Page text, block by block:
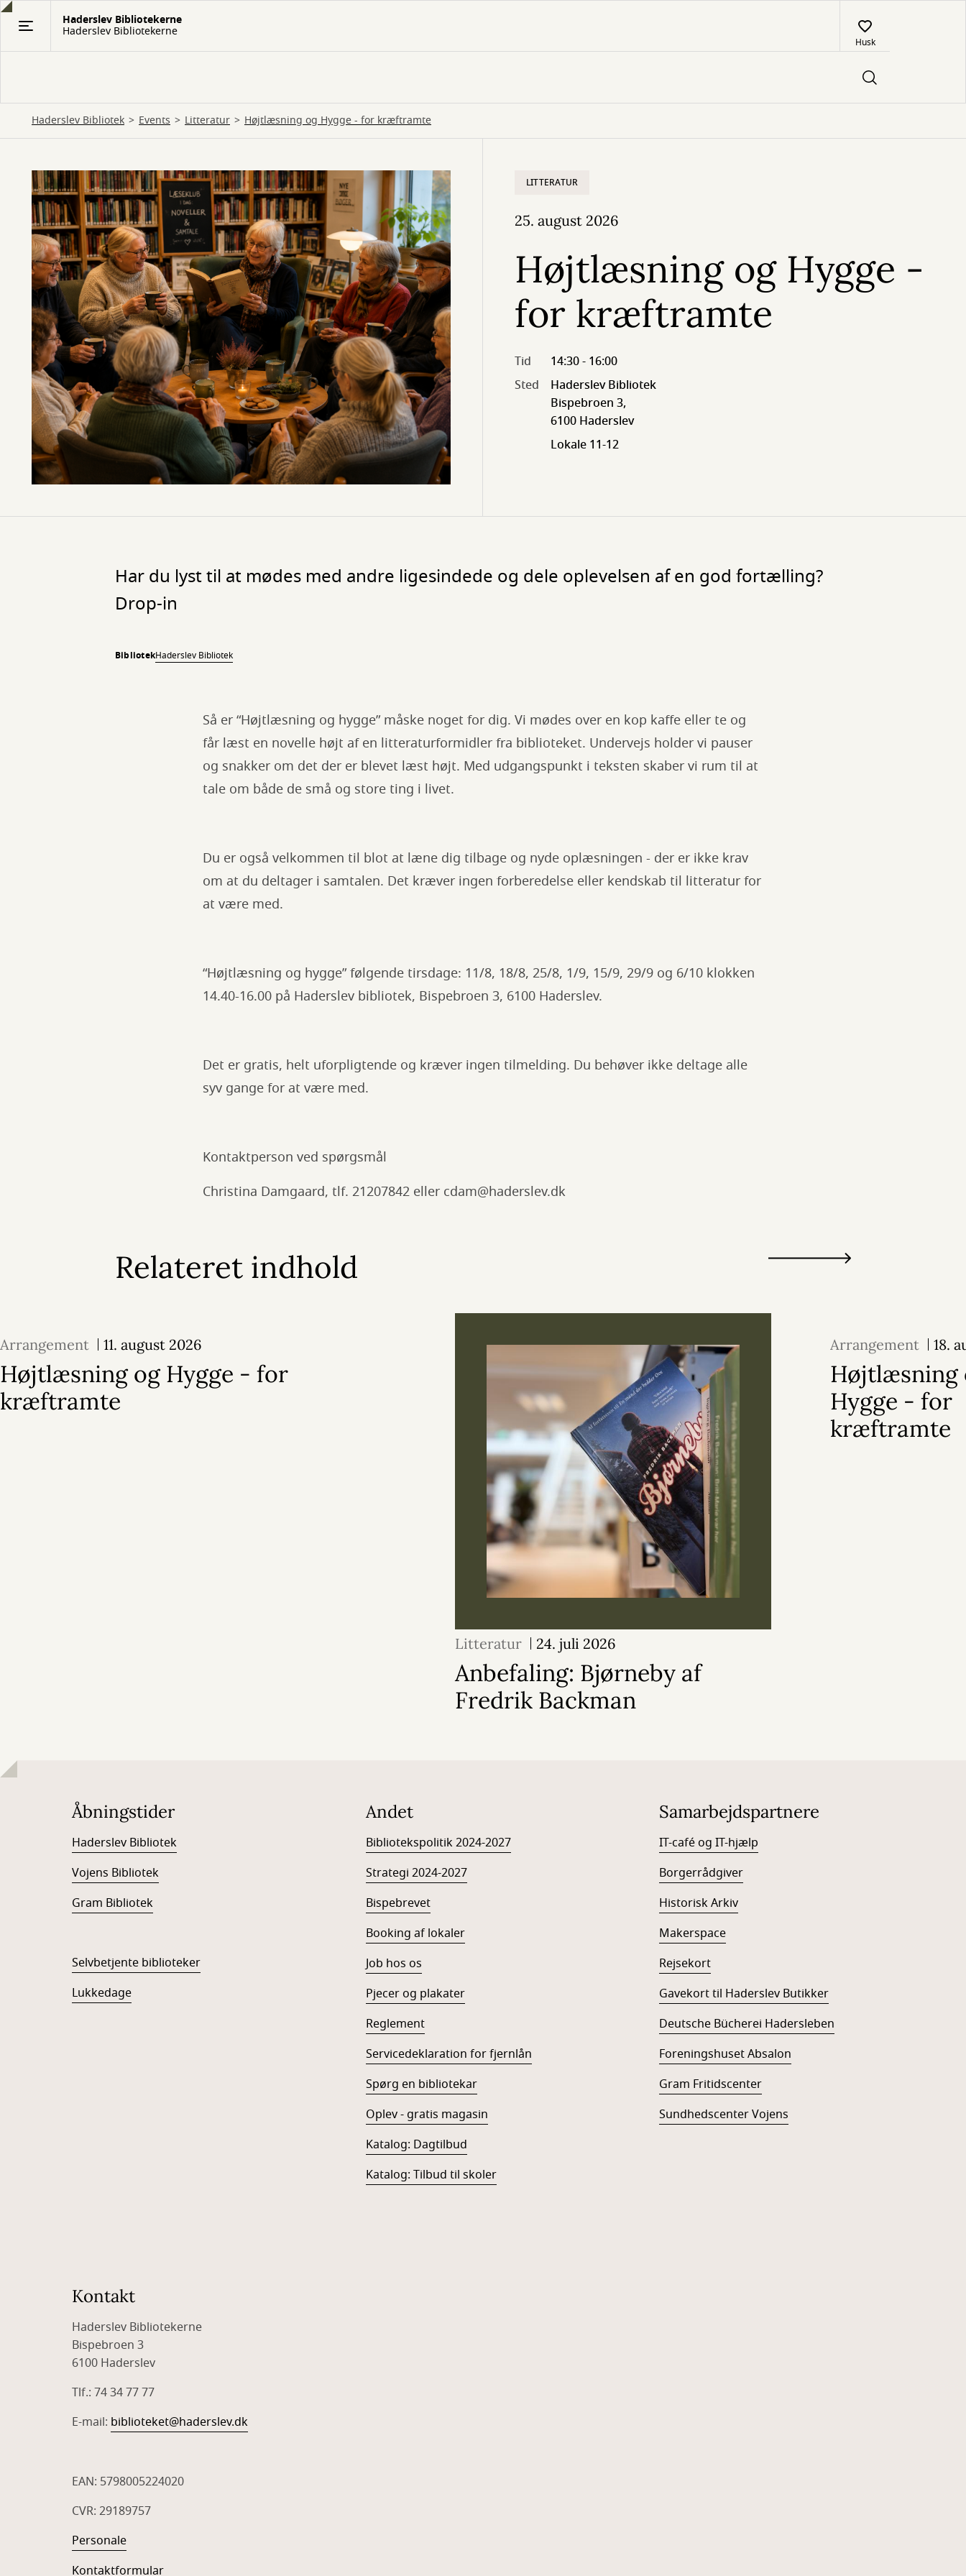
Gå
Haderslev Bibliotekerne
Haderslev Bibliotekerne
Husk
Haderslev Bibliotek Events Litteratur Højtlæsning og Hygge - for kræftramte
LITTERATUR
25. august 2026
Højtlæsning og Hygge -
for kræftramte
Tid
14:30 - 16:00
Sted
Haderslev Bibliotek
Bispebroen 3,
6100 Haderslev
Lokale 11-12
Har du lyst til at mødes med andre ligesindede og dele oplevelsen af en god fortælling?
Drop-in
BibliotekHaderslev Bibliotek
Så er “Højtlæsning og hygge” måske noget for dig. Vi mødes over en kop kaffe eller te og
får læst en novelle højt af en litteraturformidler fra biblioteket. Undervejs holder vi pauser
og snakker om det der er blevet læst højt. Med udgangspunkt i teksten skaber vi rum til at
tale om både de små og store ting i livet.
Du er også velkommen til blot at læne dig tilbage og nyde oplæsningen - der er ikke krav
om at du deltager i samtalen. Det kræver ingen forberedelse eller kendskab til litteratur for
at være med.
“Højtlæsning og hygge” følgende tirsdage: 11/8, 18/8, 25/8, 1/9, 15/9, 29/9 og 6/10 klokken
14.40-16.00 på Haderslev bibliotek, Bispebroen 3, 6100 Haderslev.
Det er gratis, helt uforpligtende og kræver ingen tilmelding. Du behøver ikke deltage alle
syv gange for at være med.
Kontaktperson ved spørgsmål
Christina Damgaard, tlf. 21207842 eller cdam@haderslev.dk
Relateret indhold
Arrangement 11. august 2026
Højtlæsning og Hygge - for
kræftramte
Litteratur 24. juli 2026
Anbefaling: Bjørneby af
Fredrik Backman
Arrangement 18.
Højtlæsning
Hygge - for
kræftramte
Åbningstider
Haderslev Bibliotek
Vojens Bibliotek
Gram Bibliotek
Selvbetjente biblioteker
Lukkedage
Andet
Bibliotekspolitik 2024-2027
Strategi 2024-2027
Bispebrevet
Booking af lokaler
Job hos os
Pjecer og plakater
Reglement
Servicedeklaration for fjernlån
Spørg en bibliotekar
Oplev - gratis magasin
Katalog: Dagtilbud
Katalog: Tilbud til skoler
Samarbejdspartnere
IT-café og IT-hjælp
Borgerrådgiver
Historisk Arkiv
Makerspace
Rejsekort
Gavekort til Haderslev Butikker
Deutsche Bücherei Hadersleben
Foreningshuset Absalon
Gram Fritidscenter
Sundhedscenter Vojens
Kontakt
Haderslev Bibliotekerne
Bispebroen 3
6100 Haderslev
Tlf.: 74 34 77 77
E-mail: biblioteket@haderslev.dk
EAN: 5798005224020
CVR: 29189757
Personale
Kontaktformular